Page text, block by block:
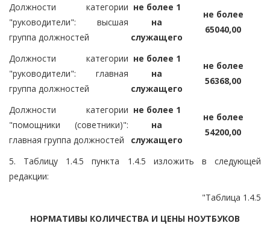
Должности категории
"руководители": высшая
группа должностей
не более 1
на
служащего
не более
65040,00
Должности категории
"руководители": главная
группа должностей
не более 1
на
служащего
не более
56368,00
Должности категории
"помощники (советники)":
главная группа должностей
не более 1
на
служащего
не более
54200,00
5. Таблицу 1.4.5 пункта 1.4.5 изложить в следующей
редакции:
"Таблица 1.4.5
НОРМАТИВЫ КОЛИЧЕСТВА И ЦЕНЫ НОУТБУКОВ